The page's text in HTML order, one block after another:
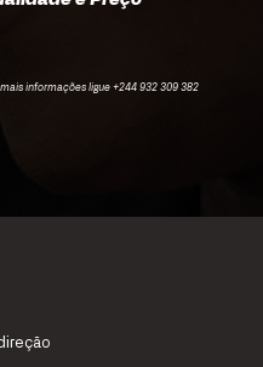
informações ligue +244 932 309 382